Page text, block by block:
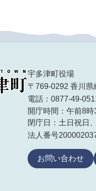
宇多津町役場
〒769-0292 香川
電話：0877-49-
開庁時間：午前8
閉庁日：土日祝日
法人番号
お問い合わせ